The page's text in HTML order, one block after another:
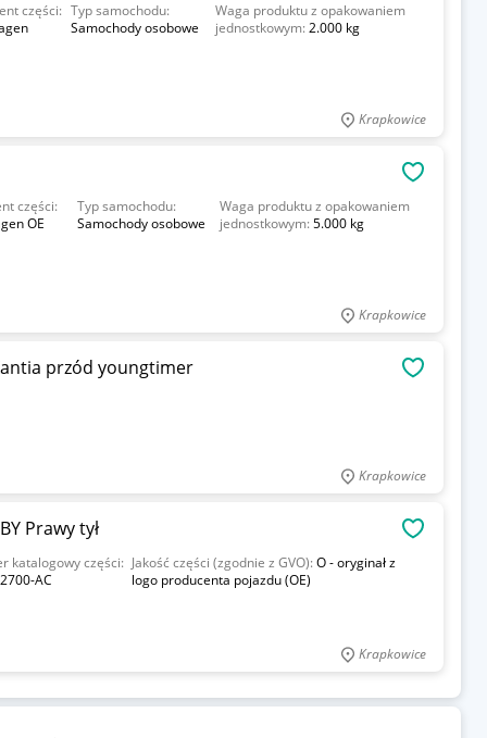
części: Typ samochodu:
Samochody osobowe
Waga produktu z opakowaniem
jednostkowym:2.000 kg
Krapkowice
części:
OE
Typ samochodu:
Samochody osobowe
Waga produktu z opakowaniem
jednostkowym:5.000 kg
Krapkowice
przód youngtimer
Krapkowice
Prawy tył
katalogowy części:
AC
Jakość części (zgodnie z GVO):O - oryginał z
logo producenta pojazdu (OE)
Krapkowice